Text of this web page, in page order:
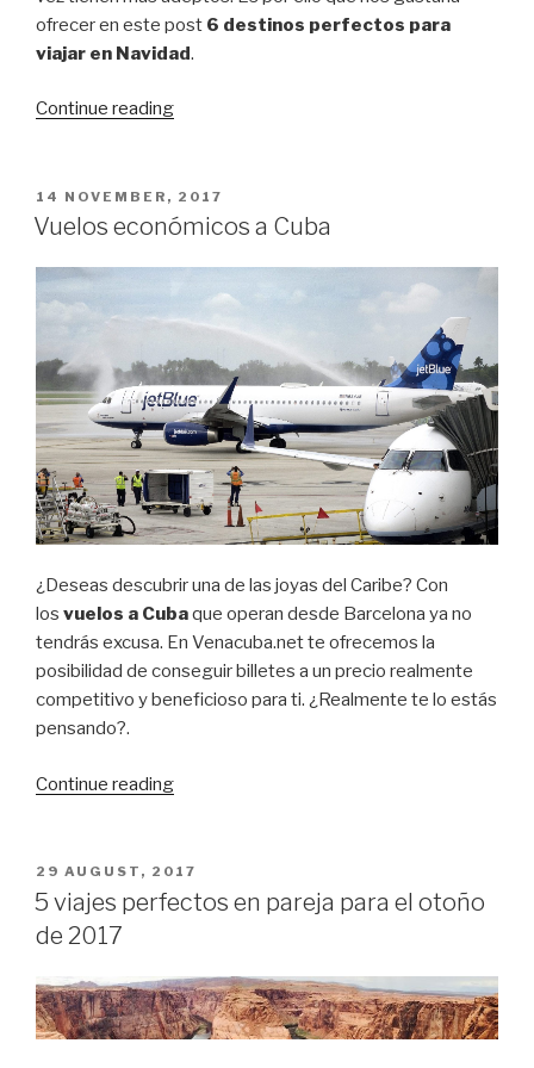
ofrecer en este post 6 destinos perfectos para
viajar en Navidad.
Continue reading“6
para
viajar
POSTED
ON
14 NOVEMBER, 2017
Vuelos económicos a Cuba
¿Deseas descubrir una de las joyas del Caribe? Con
los vuelos a Cubaque operan desde Barcelona ya no
tendrás excusa. En Venacuba.net te ofrecemos la
posibilidad de conseguir billetes a un precio realmente
competitivo y beneficioso para ti. ¿Realmente te lo estás
pensando?.
Continue reading“Vuelos
Cuba”
POSTED
ON
29 AUGUST, 2017
5 viajes perfectos en pareja para el otoño
de 2017